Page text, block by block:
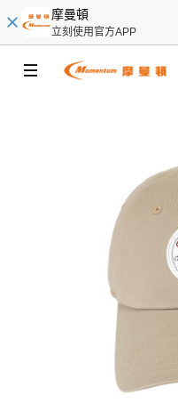
摩曼頓
立刻使用官方APP